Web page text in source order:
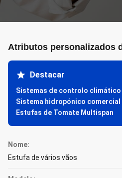
Atributos personalizados
Destacar
Sistemas de controlo
Sistema hidropónico
Estufas de Tomate Multispan
Nome:
Estufa de vários vãos